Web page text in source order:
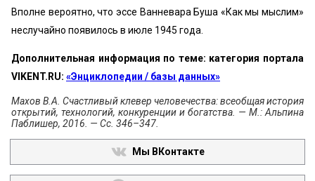
Вполне вероятно, что эссе Ванневара Буша «Как мы мыслим»
неслучайно появилось в июле 1945 года.
Дополнительная информация по теме: категория портала
VIKENT.RU: «Энциклопедии / базы данных»
Махов В.А. Счастливый клевер человечества: всеобщая история
открытий, технологий, конкуренции и богатства. — М.: Альпина
Паблишер, 2016. — Сс. 346–347.
Мы ВКонтакте